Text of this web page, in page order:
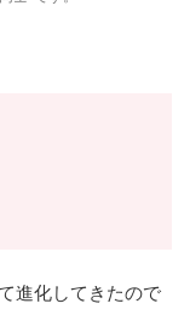
進化してきたので